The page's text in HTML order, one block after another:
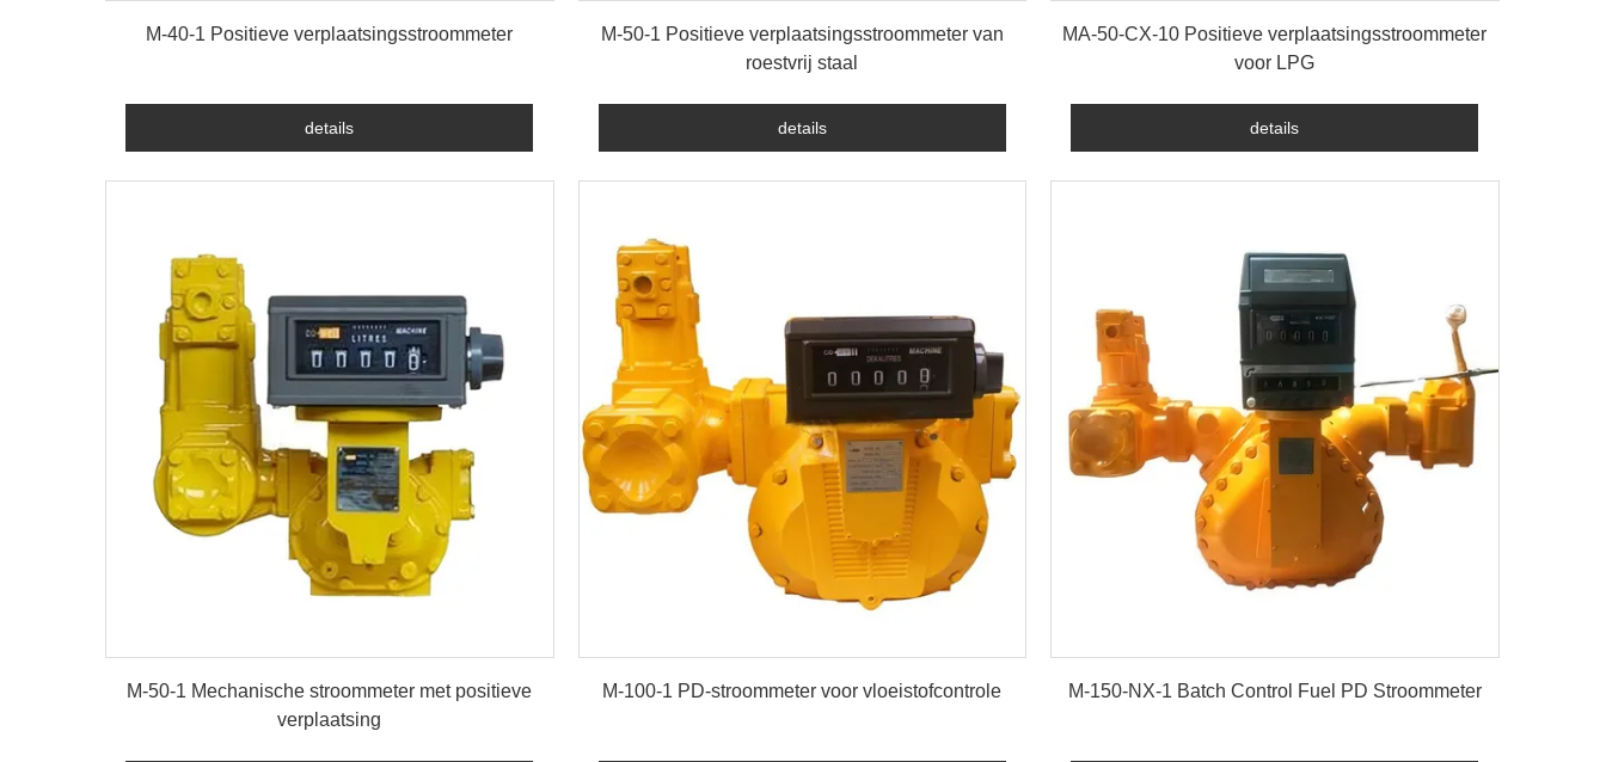
M-40-1 Positieve verplaatsingsstroommeter
details
M-50-1 Positieve verplaatsingsstroommeter van
roestvrij staal
details
MA-50-CX-10 Positieve verplaatsingsstroommeter
voor LPG
details
M-50-1 Mechanische stroommeter met positieve
verplaatsing
M-100-1 PD-stroommeter voor vloeistofcontrole M-150-NX-1 Batch Control Fuel PD Stroommeter